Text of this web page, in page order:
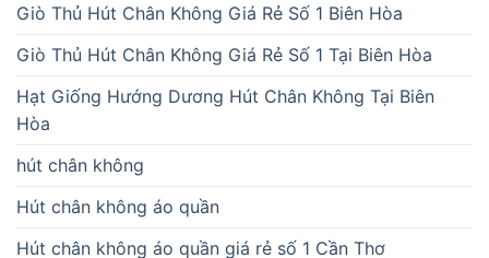
Giò Thủ Hút Chân Không Giá Rẻ Số 1 Biên Hòa
Giò Thủ Hút Chân Không Giá Rẻ Số 1 Tại Biên Hòa
Hạt Giống Hướng Dương Hút Chân Không Tại Biên
Hòa
hút chân không
Hút chân không áo quần
Hút chân không áo quần giá rẻ số 1 Cần Thơ